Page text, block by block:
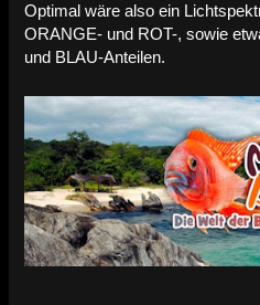
Optimal wäre also ein
ORANGE- und ROT-, sowie
und BLAU-Anteilen.